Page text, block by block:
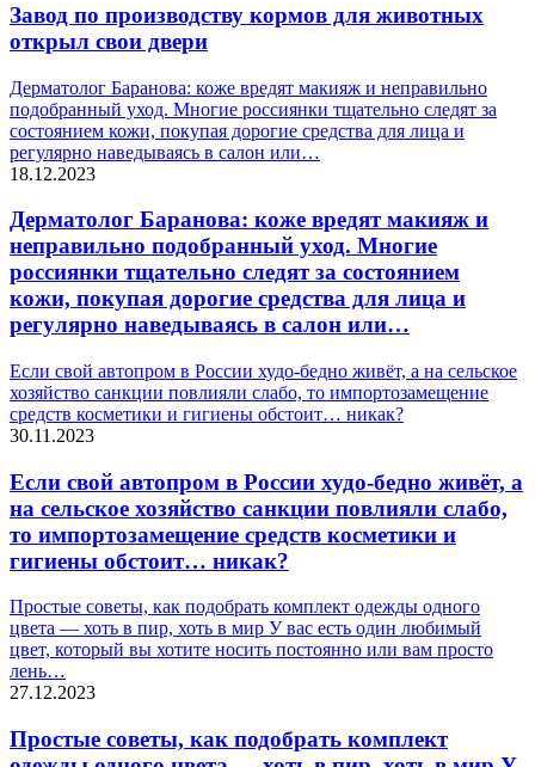
Завод по производству кормов для животных
открыл свои двери
Дерматолог Баранова: коже вредят макияж и неправильно
подобранный уход. Многие россиянки тщательно следят за
состоянием кожи, покупая дорогие средства для лица и
регулярно наведываясь в салон или…
18.12.2023
Дерматолог Баранова: коже вредят макияж и
неправильно подобранный уход. Многие
россиянки тщательно следят за состоянием
кожи, покупая дорогие средства для лица и
регулярно наведываясь в салон или…
Если свой автопром в России худо-бедно живёт, а на сельское
хозяйство санкции повлияли слабо, то импортозамещение
средств косметики и гигиены обстоит… никак?
30.11.2023
Если свой автопром в России худо-бедно живёт, а
на сельское хозяйство санкции повлияли слабо,
то импортозамещение средств косметики и
гигиены обстоит… никак?
Простые советы, как подобрать комплект одежды одного
цвета — хоть в пир, хоть в мир У вас есть один любимый
цвет, который вы хотите носить постоянно или вам просто
лень…
27.12.2023
Простые советы, как подобрать комплект